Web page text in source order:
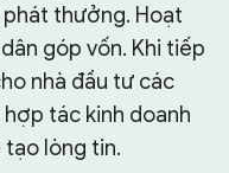
thưởng. Hoạt
góp vốn. Khi tiếp
nhà đầu tư các
tác kinh doanh
tạo lòng tin.